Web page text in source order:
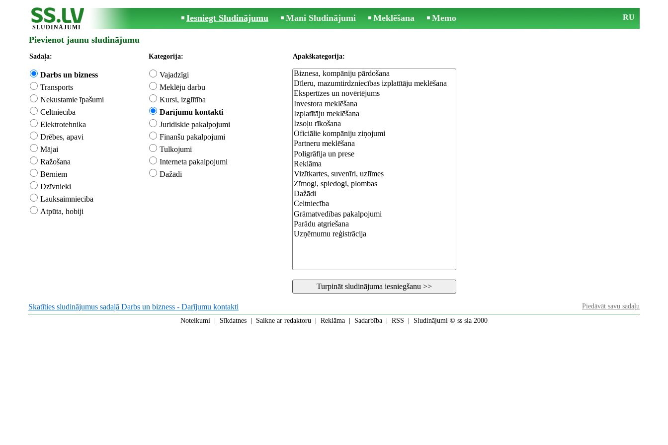
SLUDINĀJUMI
Iesniegt Sludinājumu Mani Sludinājumi Meklēšana Memo RU
Pievienot jaunu sludinājumu
Sadaļa:
Darbs un bizness
Transports
Nekustamie īpašumi
Celtniecība
Elektrotehnika
Drēbes, apavi
Mājai
Ražošana
Bērniem
Dzīvnieki
Lauksaimniecība
Atpūta, hobiji
Kategorija:
Vajadzīgi
Meklēju darbu
Kursi, izglītība
Darījumu kontakti
Juridiskie pakalpojumi
Finanšu pakalpojumi
Tulkojumi
Interneta pakalpojumi
Dažādi
Apakškategorija:
Skatīties sludinājumus sadaļā Darbs un bizness - Darījumu kontakti
Piedāvāt savu sadaļu
Noteikumi
Sīkdatnes Saikne ar redaktoru Reklāma Sadarbība RSS | Sludinājumi © ss sia 2000